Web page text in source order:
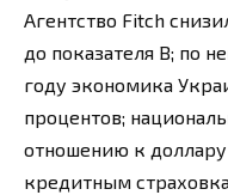
Агентство Fitch
до показателя B; по
году экономика
процентов;
отношению к доллару
кредитным